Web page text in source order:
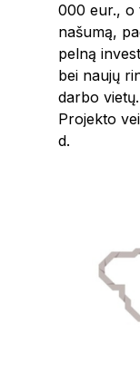
000 eur., o
našumą,
pelną
bei naujų
darbo vietų.
Projekto
d.